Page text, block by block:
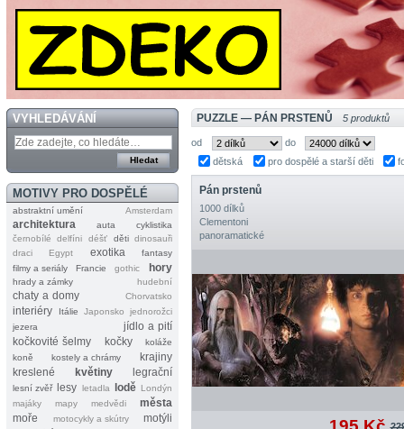
VYHLEDÁVÁNÍ
MOTIVY PRO DOSPĚLÉ
abstraktní umění Amsterdam
architektura auta
cyklistika
černobílé
delfíni déšť děti dinosauři
draci
Egypt exotika
fantasy
filmy a seriály
Francie gothic hory
hrady a zámky hudební
chaty a domy Chorvatsko
interiéry Itálie Japonsko
jednorožci
jezera
jídlo a pití
kočkovité šelmy
kočky
koláže
koně
kostely a chrámy
krajiny
kreslené
květiny legrační
lesní zvěř lesy letadla lodě Londýn
majáky
mapy medvědi
města
moře
motocykly a skútry
motýli
PUZZLE — PÁN PRSTENŮ 5 produktů
od
do
dětská
pro dospělé a starší děti
Pán prstenů
1000 dílků
Clementoni
panoramatické